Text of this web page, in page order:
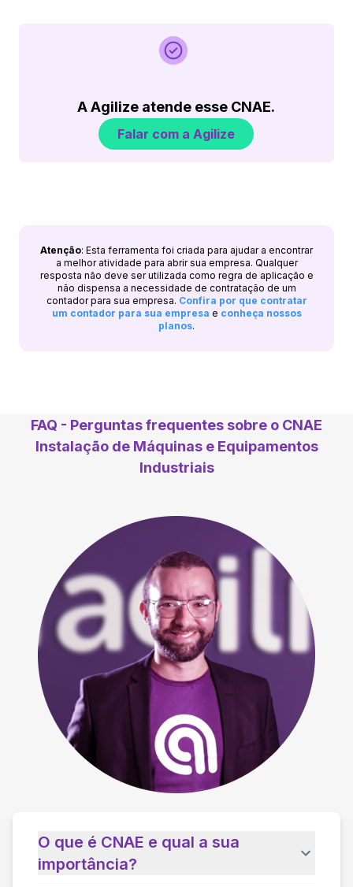
A Agilize atende esse CNAE.
Falar com a Agilize
Atenção: Esta ferramenta foi criada para ajudar a encontrar
a melhor atividade para abrir sua empresa. Qualquer
resposta não deve ser utilizada como regra de aplicação e
não dispensa a necessidade de contratação de um
contador para sua empresa. Confira por que contratar
um contador para sua empresa e conheça nossos
planos.
FAQ - Perguntas frequentes sobre o CNAE
Instalação de Máquinas e Equipamentos
Industriais
O que é CNAE e qual a sua
importância?